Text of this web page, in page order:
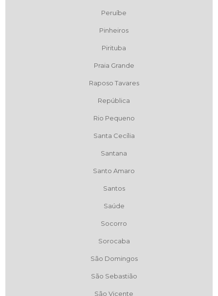
Peruíbe
Pinheiros
Pirituba
Praia Grande
Raposo Tavares
República
Rio Pequeno
Santa Cecília
Santana
Santo Amaro
Santos
Saúde
Socorro
Sorocaba
São Domingos
São Sebastião
São Vicente